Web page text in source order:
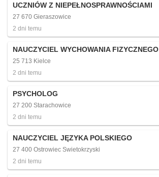
UCZNIÓW Z NIEPEŁNOSPRAWNOŚCIAMI
27 670 Gieraszowice
2 dni temu
NAUCZYCIEL WYCHOWANIA FIZYCZNEGO
25 713 Kielce
2 dni temu
PSYCHOLOG
27 200 Starachowice
2 dni temu
NAUCZYCIEL JĘZYKA POLSKIEGO
27 400 Ostrowiec Swietokrzyski
2 dni temu